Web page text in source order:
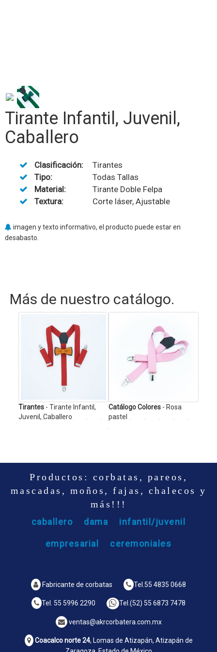
Tirante Infantil, Juvenil,
Caballero
Clasificación:
Tirantes
Tipo:
Todas Tallas
Material:
Tirante Doble Felpa
Textura:
Corte láser, Ajustable
imagen y texto informativo, el producto puede estar en
desabasto.
Más de nuestro catálogo.
Tirantes - Tirante Infantil,
Juvenil, Caballero
Catálogo Colores - Rosa
pastel
Productos: corbatas, pareos,
mascadas, moños, fajas, chalecos y
más!!!
caballero dama infantil/juvenil
empresarial ceremoniales
Fabricante de corbatas Tel. 55 4835 0668
Tel. 55 5996 2290 Tel. (52) 55 6873 7478
ventas@akrcorbatera.com.mx
Coacalco norte 24, Lomas de Atizapán, Atizapán de